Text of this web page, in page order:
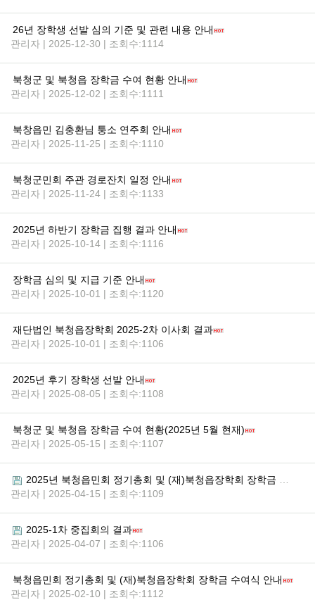
26년 장학생 선발 심의 기준 및 관련 내용 안내
관리자 | 2025-12-30 | 조회수:1114
북청군 및 북청읍 장학금 수여 현황 안내
관리자 | 2025-12-02 | 조회수:1111
북창읍민 김충환님 퉁소 연주회 안내
관리자 | 2025-11-25 | 조회수:1110
북청군민회 주관 경로잔치 일정 안내
관리자 | 2025-11-24 | 조회수:1133
2025년 하반기 장학금 집행 결과 안내
관리자 | 2025-10-14 | 조회수:1116
장학금 심의 및 지급 기준 안내
관리자 | 2025-10-01 | 조회수:1120
재단법인 북청읍장학회 2025-2차 이사회 결과
관리자 | 2025-10-01 | 조회수:1106
2025년 후기 장학생 선발 안내
관리자 | 2025-08-05 | 조회수:1108
북청군 및 북청읍 장학금 수여 현황(2025년 5월 현재)
관리자 | 2025-05-15 | 조회수:1107
2025년 북청읍민회 정기총회 및 (재)북청읍장학회 장학금 수여식 결과
관리자 | 2025-04-15 | 조회수:1109
2025-1차 중집회의 결과
관리자 | 2025-04-07 | 조회수:1106
북청읍민회 정기총회 및 (재)북청읍장학회 장학금 수여식 안내
관리자 | 2025-02-10 | 조회수:1112